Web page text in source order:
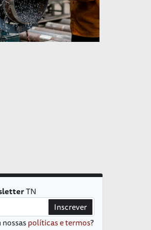
TN
políticas e termos?
Inscrever